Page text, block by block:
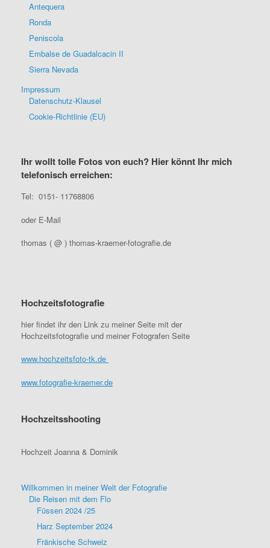
Antequera
Ronda
Peniscola
Embalse de Guadalcacin II
Sierra Nevada
Impressum
Datenschutz-Klausel
Cookie-Richtlinie (EU)
Ihr wollt tolle Fotos von euch? Hier könnt Ihr mich
telefonisch erreichen:
Tel: 0151- 11768806
oder E-Mail
thomas ( @ ) thomas-kraemer-fotografie.de
Hochzeitsfotografie
hier findet ihr den Link zu meiner Seite mit der
Hochzeitsfotografie und meiner Fotografen Seite
www.hochzeitsfoto-tk.de
www.fotografie-kraemer.de
Hochzeitsshooting
Hochzeit Joanna & Dominik
Willkommen in meiner Welt der Fotografie
Die Reisen mit dem Flo
Füssen 2024 /25
Harz September 2024
Fränkische Schweiz